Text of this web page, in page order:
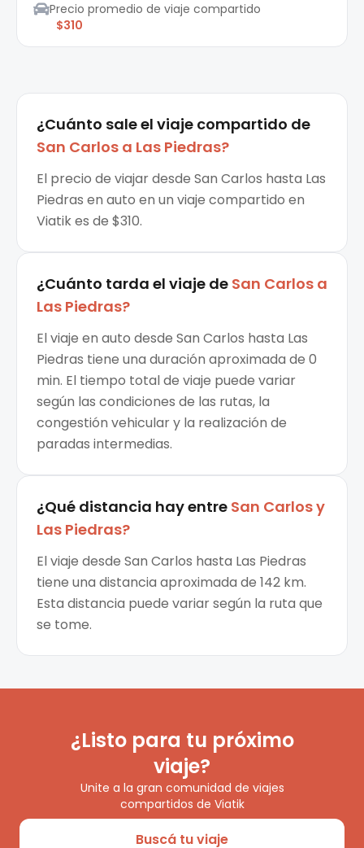
Precio promedio de viaje compartido
$310
¿Cuánto sale el viaje compartido de
San Carlos a Las Piedras?
El precio de viajar desde San Carlos hasta Las
Piedras en auto en un viaje compartido en
Viatik es de $310.
¿Cuánto tarda el viaje de San Carlos a
Las Piedras?
El viaje en auto desde San Carlos hasta Las
Piedras tiene una duración aproximada de 0
min. El tiempo total de viaje puede variar
según las condiciones de las rutas, la
congestión vehicular y la realización de
paradas intermedias.
¿Qué distancia hay entre San Carlosy
Las Piedras?
El viaje desde San Carlos hasta Las Piedras
tiene una distancia aproximada de 142 km.
Esta distancia puede variar según la ruta que
se tome.
¿Listo para tu próximo
viaje?
Unite a la gran comunidad de viajes
compartidos de Viatik
Buscá tu viaje